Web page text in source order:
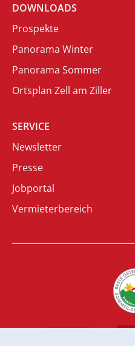
DOWNLOADS
Prospekte
Panorama Winter
Panorama Sommer
Ortsplan Zell am Ziller
SERVICE
Newsletter
Presse
Jobportal
Vermieterbereich